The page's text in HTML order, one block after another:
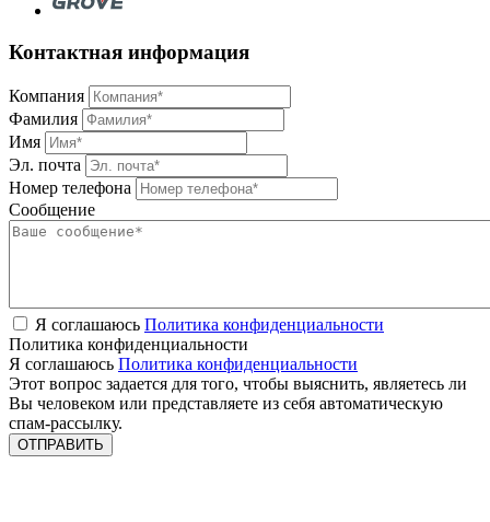
Контактная информация
Компания
Фамилия
Имя
Эл. почта
Номер телефона
Сообщение
Я соглашаюсь Политика конфиденциальности
Политика конфиденциальности
Я соглашаюсь Политика конфиденциальности
Этот вопрос задается для того, чтобы выяснить, являетесь ли
Вы человеком или представляете из себя автоматическую
спам-рассылку.